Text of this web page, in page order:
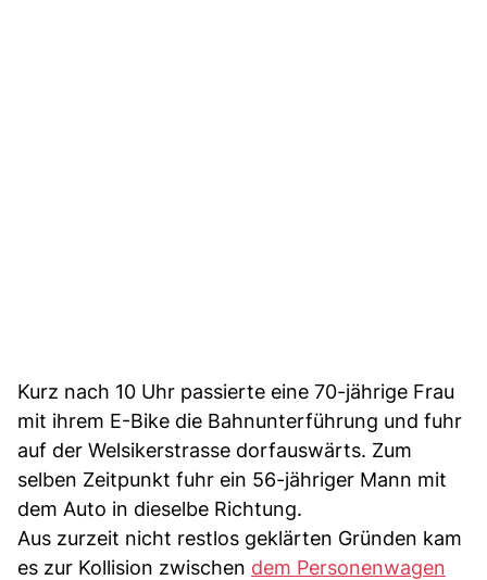
Kurz nach 10 Uhr passierte eine 70-jährige Frau
mit ihrem E-Bike die Bahnunterführung und fuhr
auf der Welsikerstrasse dorfauswärts. Zum
selben Zeitpunkt fuhr ein 56-jähriger Mann mit
dem Auto in dieselbe Richtung.
Aus zurzeit nicht restlos geklärten Gründen kam
es zur Kollision zwischen dem Personenwagen